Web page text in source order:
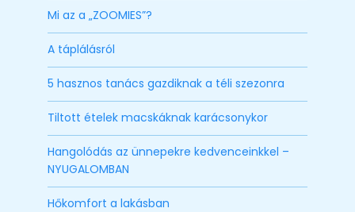
Mi az a „ZOOMIES”?
A táplálásról
5 hasznos tanács gazdiknak a téli szezonra
Tiltott ételek macskáknak karácsonykor
Hangolódás az ünnepekre kedvenceinkkel –
NYUGALOMBAN
Hőkomfort a lakásban